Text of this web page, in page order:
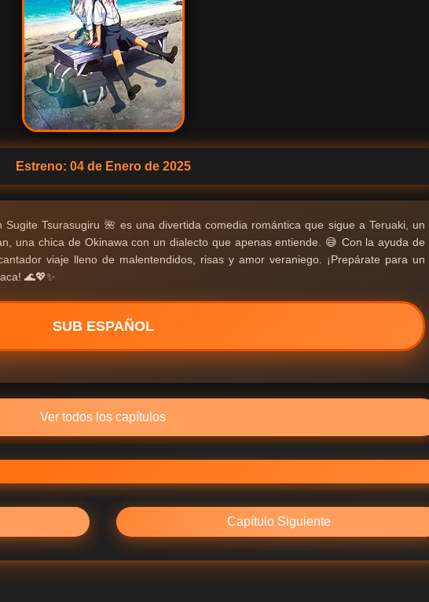
Estreno: 04 de Enero de 2025
Tsurasugiru 🌺 es una divertida comedia romántica que sigue a Teruaki, un
una chica de Okinawa con un dialecto que apenas entiende. 😅 Con la ayuda de
viaje lleno de malentendidos, risas y amor veraniego. ¡Prepárate para un
🌊💖✨
SUB ESPAÑOL
Ver todos los capítulos
Capítulo Siguiente